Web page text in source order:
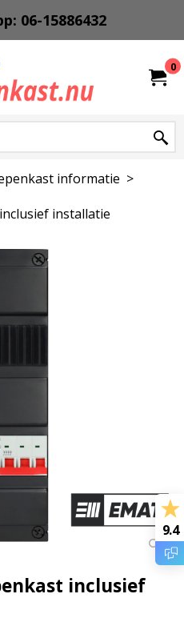
06-15886432
0
informatie >
installatie
inclusief
9.4